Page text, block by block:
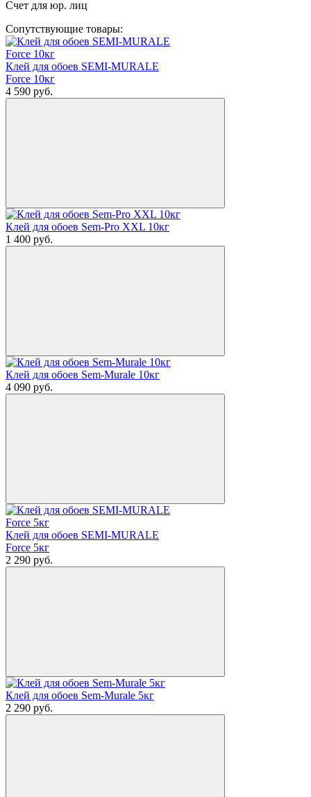
Счет для юр. лиц
Сопутствующие товары:
Клей для обоев SEMI-MURALE
Force 10кг
4 590 руб.
Клей для обоев Sem-Pro XXL 10кг
1 400 руб.
Клей для обоев Sem-Murale 10кг
4 090 руб.
Клей для обоев SEMI-MURALE
Force 5кг
2 290 руб.
Клей для обоев Sem-Murale 5кг
2 290 руб.